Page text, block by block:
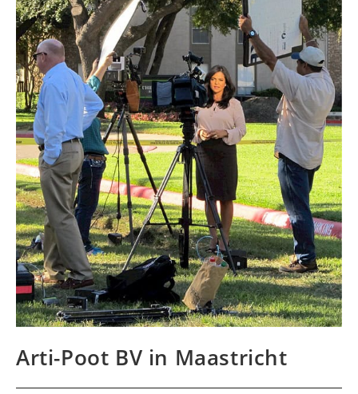
Arti-Poot BV in Maastricht